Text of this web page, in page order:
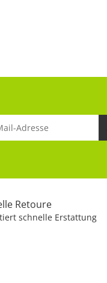
Retoure
schnelle Erstattung